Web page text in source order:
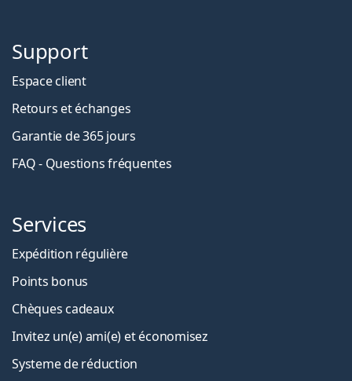
Support
Espace client
Retours et échanges
Garantie de 365 jours
FAQ - Questions fréquentes
Services
Expédition régulière
Points bonus
Chèques cadeaux
Invitez un(e) ami(e) et économisez
Systeme de réduction